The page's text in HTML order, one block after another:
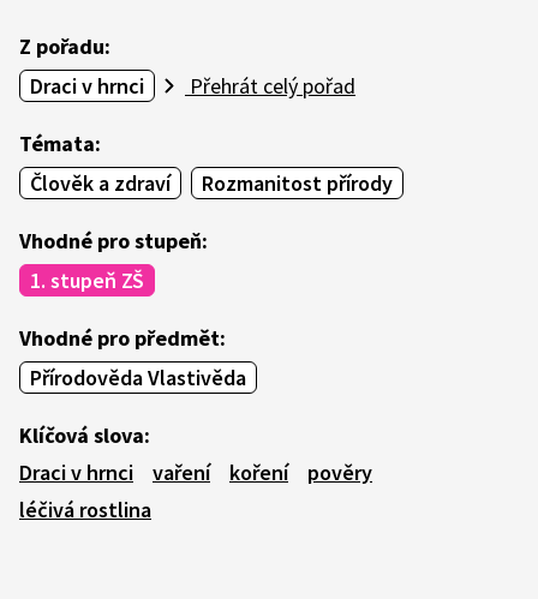
Z pořadu:
Draci v hrnci
Přehrát celý pořad
Témata:
Člověk a zdraví
Rozmanitost přírody
Vhodné pro stupeň:
1. stupeň ZŠ
Vhodné pro předmět:
Přírodověda Vlastivěda
Klíčová slova:
Draci v hrnci
vaření koření
pověry
léčivá rostlina